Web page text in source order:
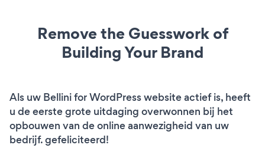
Remove the Guesswork of
Building Your Brand
Als uw Bellini for WordPress website actief is, heeft
u de eerste grote uitdaging overwonnen bij het
opbouwen van de online aanwezigheid van uw
bedrijf. gefeliciteerd!